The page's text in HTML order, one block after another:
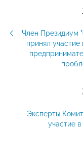
Член
принял
Эксперты
участие